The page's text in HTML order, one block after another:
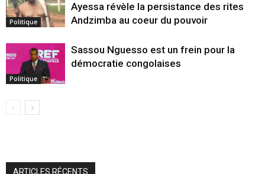
Politique
Ayessa révèle la persistance des rites
Andzimba au coeur du pouvoir
Politique
Sassou Nguesso est un frein pour la
démocratie congolaises
ARTICLES RÉCENTS